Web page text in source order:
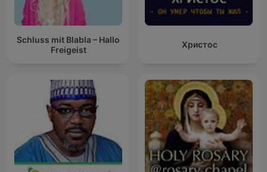
Schluss mit Blabla – Hallo
Freigeist
Христос